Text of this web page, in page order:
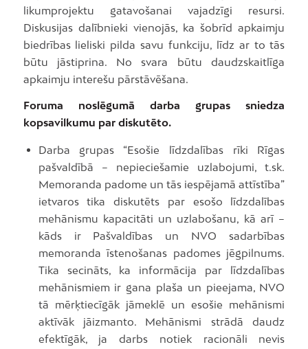
likumprojektu gatavošanai vajadzīgi resursi.
Diskusijas dalībnieki vienojās, ka šobrīd apkaimju
biedrības lieliski pilda savu funkciju, līdz ar to tās
būtu jāstiprina. No svara būtu daudzskaitlīga
apkaimju interešu pārstāvēšana.
Foruma noslēgumā darba grupas sniedza
kopsavilkumu par diskutēto.
Darba grupas “Esošie līdzdalības rīki Rīgas
pašvaldībā – nepieciešamie uzlabojumi, t.sk.
Memoranda padome un tās iespējamā attīstība”
ietvaros tika diskutēts par esošo līdzdalības
mehānismu kapacitāti un uzlabošanu, kā arī –
kāds ir Pašvaldības un NVO sadarbības
memoranda īstenošanas padomes jēgpilnums.
Tika secināts, ka informācija par līdzdalības
mehānismiem ir gana plaša un pieejama, NVO
tā mērķtiecīgāk jāmeklē un esošie mehānismi
aktīvāk jāizmanto. Mehānismi strādā daudz
efektīgāk, ja darbs notiek racionāli nevis